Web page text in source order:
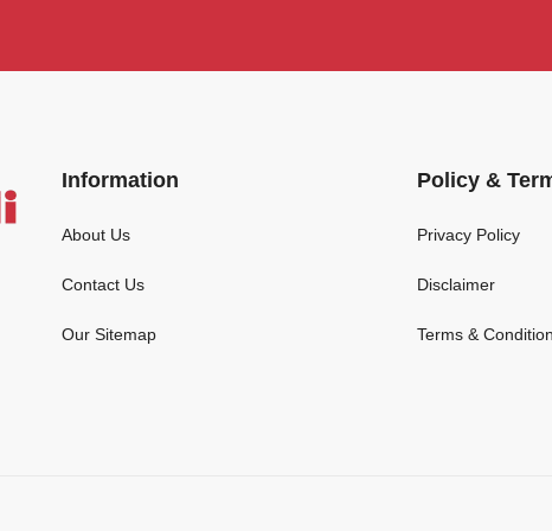
Information
About Us
Contact Us
Our Sitemap
Policy &
Privacy Policy
Disclaimer
Terms &